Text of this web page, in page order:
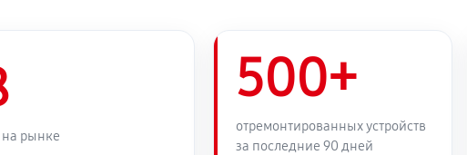
на рынке
500+
отремонтированных устройств
за последние 90 дней